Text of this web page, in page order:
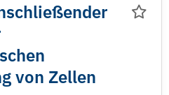
von Zellen